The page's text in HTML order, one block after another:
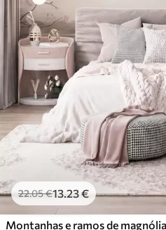
22.05€13.23€